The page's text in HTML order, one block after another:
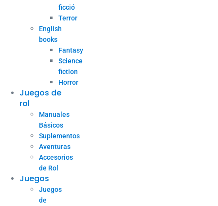
ficció
Terror
English
books
Fantasy
Science
fiction
Horror
Juegos de
rol
Manuales
Básicos
Suplementos
Aventuras
Accesorios
de Rol
Juegos
Juegos
de